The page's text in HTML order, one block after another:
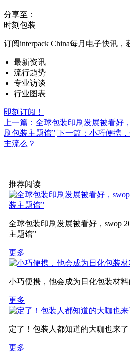
分享至：
时刻包装
订阅interpack China每月电子快讯，
最新资讯
流行趋势
专业访谈
行业图表
即刻订阅！
上一篇：全球包装印刷发展被看好
刷包装主题馆” 下一篇：小巧便携
主流么？
推荐阅读
全球包装印刷发展被看好，swop
主题馆”
更多
小巧便携，他会成为日化包装材料
更多
定了！包装人都知道的大咖也来了
更多